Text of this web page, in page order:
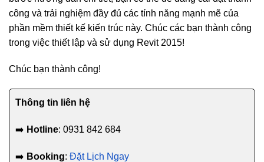
công và trải nghiệm đầy đủ các tính năng mạnh mẽ của
phần mềm thiết kế kiến trúc này. Chúc các bạn thành công
trong việc thiết lập và sử dụng Revit 2015!
Chúc bạn thành công!
Thông tin liên hệ
➡️ Hotline: 0931 842 684
➡️ Booking: Đặt Lịch Ngay